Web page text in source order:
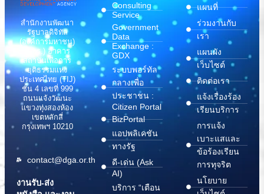
สำนักงานพัฒนา
รัฐบาลดิจิทัล
(องค์การมหาชน)
(สพร.) อาคาร
สถาบันเพื่อการ
ยุติธรรมแห่ง
ประเทศไทย (TIJ)
ชั้น 4 เลขที่ 999
ถนนแจ้งวัฒนะ
แขวงทุ่งสองห้อง
เขตหลักสี่
กรุงเทพฯ 10210
contact@dga.or.th
งานรับ-ส่ง
Consulting
Service
Government
Data
Exchange :
GDX
ระบบพอร์ทัล
กลางเพื่อ
ประชาชน :
Citizen Portal
BizPortal
แอปพลิเคชัน
ทางรัฐ
ดี-เด่น (Ask
AI)
บริการ “เตือน
แผนที่
ร่วมงานกับ
เรา
แผนผัง
เว็บไซต์
ติดต่อเรา
แจ้งเรื่องร้อง
เรียนบริการ
การแจ้ง
เบาะแสและ
ข้อร้องเรียน
การทุจริต
นโยบาย